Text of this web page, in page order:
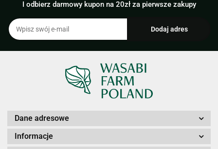
I odbierz darmowy kupon na 20zł za pierwsze zakupy
Dane adresowe
Informacje